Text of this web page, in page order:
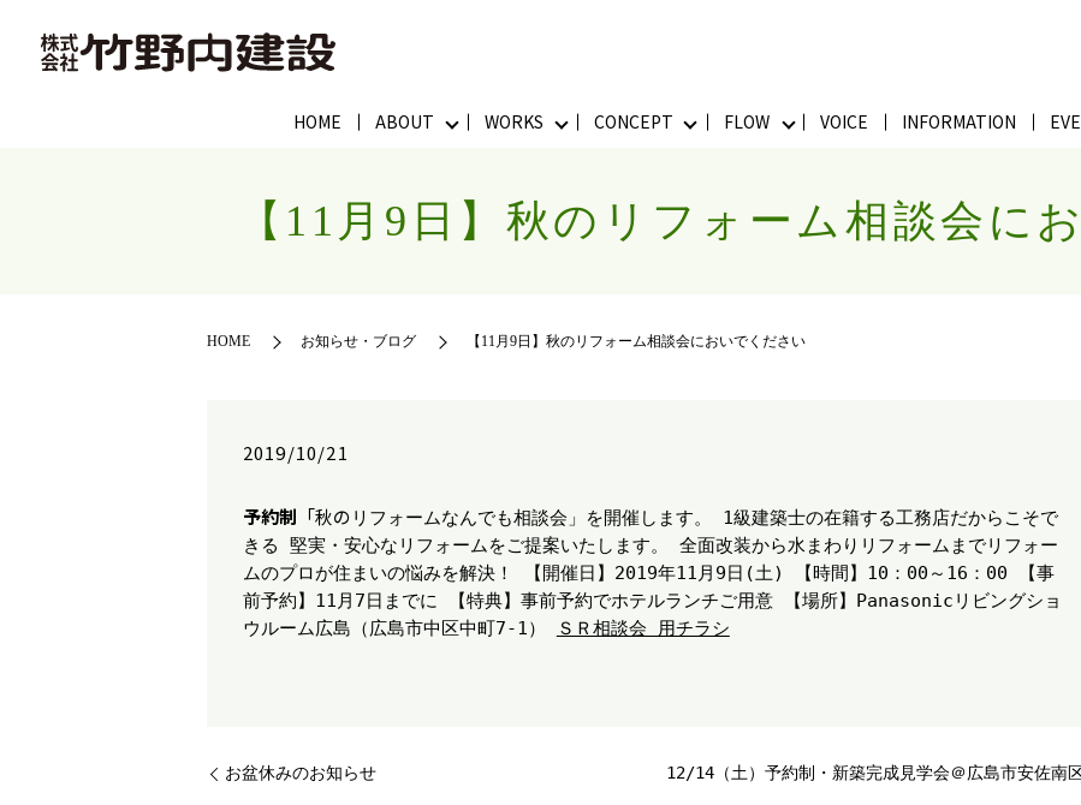
HOME ABOUT WORKS CONCEPT FLOW VOICE INFORMATION
【11月9日】秋のリフォーム相談会に
HOME お知らせ・ブログ 【11月9日】秋のリフォーム相談会においでください
2019/10/21
予約制 「秋の リフォームなんでも相談会」を開催します。 1級建築士の在籍する工務店だからこそで
きる 堅実・安心なリフォームをご提案いたします。 全面改装から水まわりリフォームまでリフォー
ムのプロが住まいの悩みを解決！ 【開催日】2019年11月9日(土) 【時間】10：00～16：00 【事
前予約】11月7日までに 【特典】事前予約でホテルランチご用意 【場所】Panasonicリビングショ
ウルーム広島（広島市中区中町7-1）
ＳＲ相談会 用チラシ
お盆休みのお知らせ 12/14（土）予約制・新築完成見学会＠広島市安佐南